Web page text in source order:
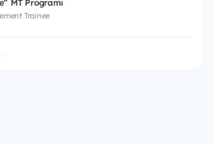
MT Programı
Trainee